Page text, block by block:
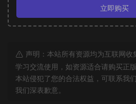
立即购买
声明：本站所有资源均为互联网
学习交流使用，如资源适合请购买正
本站侵犯了您的合法权益，可联系我
我们深表歉意。